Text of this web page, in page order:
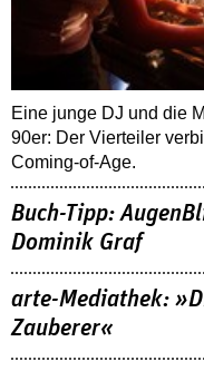
Eine junge DJ und die
90er: Der Vierteiler
Coming-of-Age.
Buch-Tipp:
Dominik Graf
arte-Mediathek:
Zauberer«